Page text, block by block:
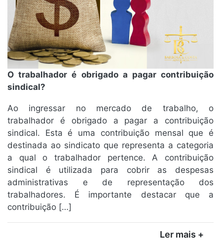
O trabalhador é obrigado a pagar contribuição
sindical?
Ao ingressar no mercado de trabalho, o
trabalhador é obrigado a pagar a contribuição
sindical. Esta é uma contribuição mensal que é
destinada ao sindicato que representa a categoria
a qual o trabalhador pertence. A contribuição
sindical é utilizada para cobrir as despesas
administrativas e de representação dos
trabalhadores. É importante destacar que a
contribuição […]
Ler mais +